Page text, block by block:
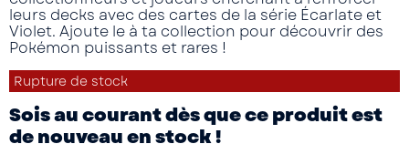
leurs decks avec des cartes de la série Écarlate et
Violet. Ajoute le à ta collection pour découvrir des
Pokémon puissants et rares !
Rupture de stock
Sois au courant dès que ce produit est
de nouveau en stock !